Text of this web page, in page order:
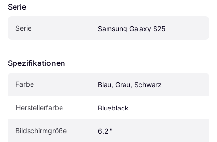
Serie
Serie Samsung Galaxy S25
Spezifikationen
Farbe Blau, Grau, Schwarz
Herstellerfarbe Blueblack
Bildschirmgröße 6.2 "